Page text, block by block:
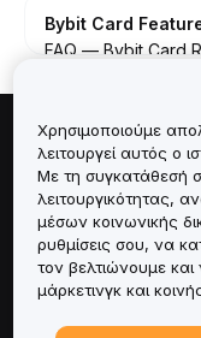
FAQ — Bybit Card
How to Redeem
Bybit Card
FAQ — Bybit Card
Πληροφορίες
Υπηρεσίες
Υποστήριξη
Προϊόντα
Χρησιμοποιούμε
λειτουργεί αυτός ο
Με τη συγκατάθεσή
λειτουργικότητας,
μέσων κοινωνικής
ρυθμίσεις σου, να
τον βελτιώνουμε και
μάρκετινγκ και